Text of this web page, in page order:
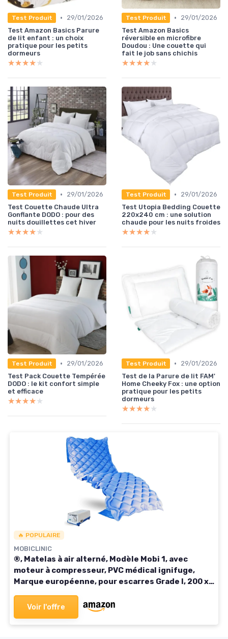
Test Produit •
29/01/2026
Test Amazon Basics Parure
de lit enfant : un choix
pratique pour les petits
dormeurs
★★★★★
★★★★★
Test Produit •
29/01/2026
Test Amazon Basics
réversible en microfibre
Doudou : Une couette qui
fait le job sans chichis
★★★★★
★★★★★
Test Produit •
29/01/2026
Test Couette Chaude Ultra
Gonflante DODO : pour des
nuits douillettes cet hiver
★★★★★
★★★★★
Test Produit •
29/01/2026
Test Utopia Bedding Couette
220x240 cm : une solution
chaude pour les nuits froides
★★★★★
★★★★★
Test Produit •
29/01/2026
Test Pack Couette Tempérée
DODO : le kit confort simple
et efficace
★★★★★
★★★★★
Test Produit •
29/01/2026
Test de la Parure de lit FAM'
Home Cheeky Fox : une option
pratique pour les petits
dormeurs
★★★★★
★★★★★
🔥 POPULAIRE
MOBICLINIC
®, Matelas à air alterné, Modèle Mobi 1, avec
moteur à compresseur, PVC médical ignifuge,
Marque européenne, pour escarres Grade I, 200 x
Voir l'offre